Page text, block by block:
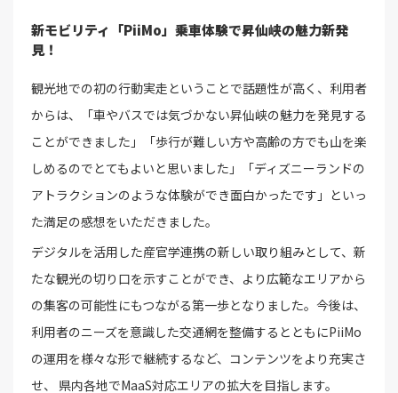
新モビリティ「PiiMo」乗車体験で昇仙峡の魅力新発
見！
観光地での初の行動実走ということで話題性が高く、利用者
からは、「車やバスでは気づかない昇仙峡の魅力を発見する
ことができました」「歩行が難しい方や高齢の方でも山を楽
しめるのでとてもよいと思いました」「ディズニーランドの
アトラクションのような体験ができ面白かったです」といっ
た満足の感想をいただきました。
デジタルを活用した産官学連携の新しい取り組みとして、新
たな観光の切り口を示すことができ、より広範なエリアから
の集客の可能性にもつながる第一歩となりました。今後は、
利用者のニーズを意識した交通網を整備するとともにPiiMo
の運用を様々な形で継続するなど、コンテンツをより充実さ
せ、 県内各地でMaaS対応エリアの拡大を目指します。